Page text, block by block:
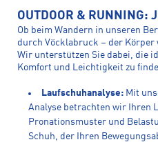
OUTDOOR & RUNNING:
Ob beim Wandern in unseren
durch Vöcklabruck – der
Wir unterstützen Sie dabei, die
Komfort und Leichtigkeit zu
Laufschuhanalyse: Mit
Analyse betrachten wir Ihren
Pronationsmuster und
Schuh, der Ihren